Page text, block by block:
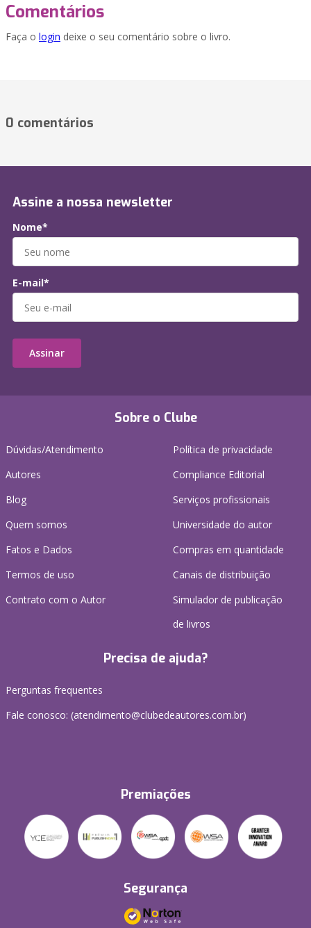
Comentários
Faça o login deixe o seu comentário sobre o livro.
0 comentários
Sobre o Clube
Dúvidas/Atendimento
Autores
Blog
Quem somos
Fatos e Dados
Termos de uso
Contrato com o Autor
Política de privacidade
Compliance Editorial
Serviços profissionais
Universidade do autor
Compras em quantidade
Canais de distribuição
Simulador de publicação
de livros
Precisa de ajuda?
Perguntas frequentes
Fale conosco: (atendimento@clubedeautores.com.br)
Premiações
Segurança
Assine a nossa newsletter
Nome*
E-mail*
Assinar